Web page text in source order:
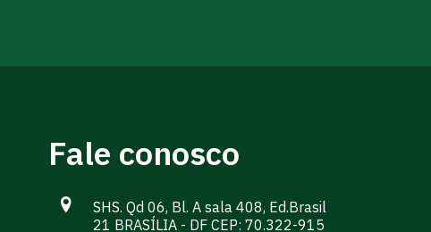
Fale conosco
SHS. Qd 06, Bl. A sala 408, Ed.Brasil
21 BRASÍLIA - DF CEP: 70.322-915